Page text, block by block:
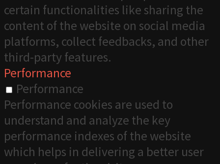
certain functionalities like sharing the
content of the website on social media
platforms, collect feedbacks, and other
third-party features.
Performance
Performance
Performance cookies are used to
understand and analyze the key
performance indexes of the website
which helps in delivering a better user